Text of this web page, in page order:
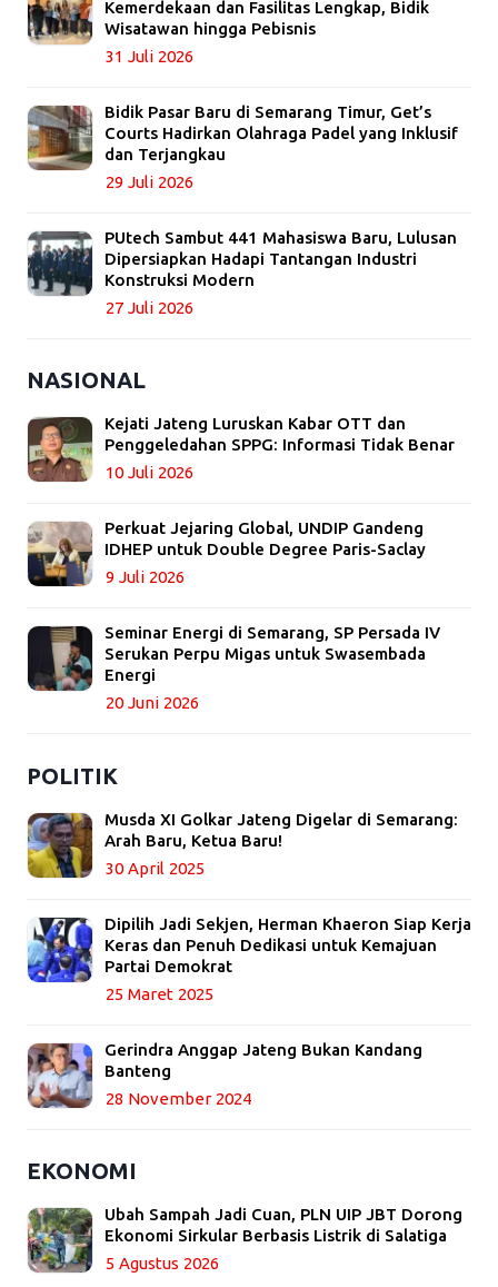
Kemerdekaan dan Fasilitas Lengkap, Bidik
Wisatawan hingga Pebisnis
31 Juli 2026
Bidik Pasar Baru di Semarang Timur, Get’s
Courts Hadirkan Olahraga Padel yang Inklusif
dan Terjangkau
29 Juli 2026
PUtech Sambut 441 Mahasiswa Baru, Lulusan
Dipersiapkan Hadapi Tantangan Industri
Konstruksi Modern
27 Juli 2026
NASIONAL
Kejati Jateng Luruskan Kabar OTT dan
Penggeledahan SPPG: Informasi Tidak Benar
10 Juli 2026
Perkuat Jejaring Global, UNDIP Gandeng
IDHEP untuk Double Degree Paris-Saclay
9 Juli 2026
Seminar Energi di Semarang, SP Persada IV
Serukan Perpu Migas untuk Swasembada
Energi
20 Juni 2026
POLITIK
Musda XI Golkar Jateng Digelar di Semarang:
Arah Baru, Ketua Baru!
30 April 2025
Dipilih Jadi Sekjen, Herman Khaeron Siap Kerja
Keras dan Penuh Dedikasi untuk Kemajuan
Partai Demokrat
25 Maret 2025
Gerindra Anggap Jateng Bukan Kandang
Banteng
28 November 2024
EKONOMI
Ubah Sampah Jadi Cuan, PLN UIP JBT Dorong
Ekonomi Sirkular Berbasis Listrik di Salatiga
5 Agustus 2026